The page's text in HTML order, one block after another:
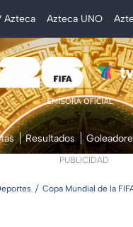
Azteca Azteca UNO
Resultados
PUBLICIDAD
Copa Mundial de la